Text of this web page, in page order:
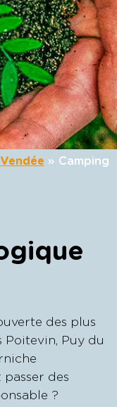
» Camping
des plus
Poitevin, Puy du
passer des
?